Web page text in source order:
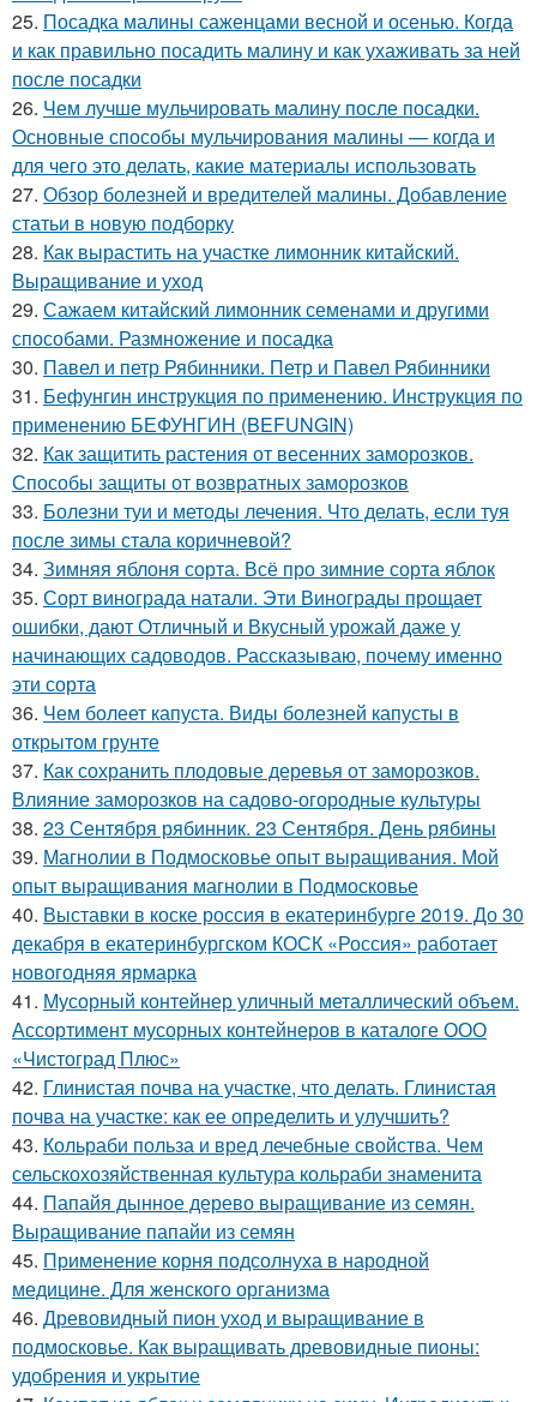
25. Посадка малины саженцами весной и осенью. Когда
и как правильно посадить малину и как ухаживать за ней
после посадки
26. Чем лучше мульчировать малину после посадки.
Основные способы мульчирования малины — когда и
для чего это делать, какие материалы использовать
27. Обзор болезней и вредителей малины. Добавление
статьи в новую подборку
28. Как вырастить на участке лимонник китайский.
Выращивание и уход
29. Сажаем китайский лимонник семенами и другими
способами. Размножение и посадка
30. Павел и петр Рябинники. Петр и Павел Рябинники
31. Бефунгин инструкция по применению. Инструкция по
применению БЕФУНГИН (BEFUNGIN)
32. Как защитить растения от весенних заморозков.
Способы защиты от возвратных заморозков
33. Болезни туи и методы лечения. Что делать, если туя
после зимы стала коричневой?
34. Зимняя яблоня сорта. Всё про зимние сорта яблок
35. Сорт винограда натали. Эти Винограды прощает
ошибки, дают Отличный и Вкусный урожай даже у
начинающих садоводов. Рассказываю, почему именно
эти сорта
36. Чем болеет капуста. Виды болезней капусты в
открытом грунте
37. Как сохранить плодовые деревья от заморозков.
Влияние заморозков на садово-огородные культуры
38. 23 Сентября рябинник. 23 Сентября. День рябины
39. Магнолии в Подмосковье опыт выращивания. Мой
опыт выращивания магнолии в Подмосковье
40. Выставки в коске россия в екатеринбурге 2019. До 30
декабря в екатеринбургском КОСК «Россия» работает
новогодняя ярмарка
41. Мусорный контейнер уличный металлический объем.
Ассортимент мусорных контейнеров в каталоге ООО
«Чистоград Плюс»
42. Глинистая почва на участке, что делать. Глинистая
почва на участке: как ее определить и улучшить?
43. Кольраби польза и вред лечебные свойства. Чем
сельскохозяйственная культура кольраби знаменита
44. Папайя дынное дерево выращивание из семян.
Выращивание папайи из семян
45. Применение корня подсолнуха в народной
медицине. Для женского организма
46. Древовидный пион уход и выращивание в
подмосковье. Как выращивать древовидные пионы:
удобрения и укрытие